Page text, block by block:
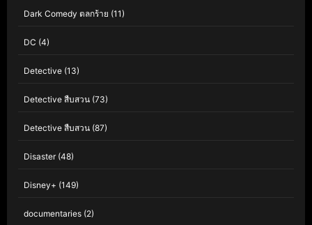
Dark Comedy ตลกร้าย (11)
DC (4)
Detective (13)
Detective สืบสวน (73)
Detective สืบสวน (87)
Disaster(48)
Disney+ (149)
documentaries (2)